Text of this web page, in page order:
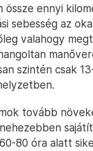
ennyi
sebesség az
valahogy
szintén csak
tovább
80 óra alatt